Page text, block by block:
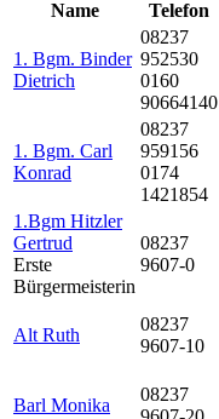
Name
Telefon
1. Bgm. Binder
Dietrich
08237
952530
0160
90664140
1. Bgm. Carl
Konrad
08237
959156
0174
1421854
1.Bgm Hitzler
Gertrud
Erste
Bürgermeisterin
08237
9607-0
Alt Ruth
08237
9607-10
Barl Monika
08237